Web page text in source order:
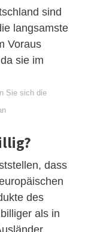
sind
langsamste
Voraus
sie im
Sie sich die
dass
des
als in